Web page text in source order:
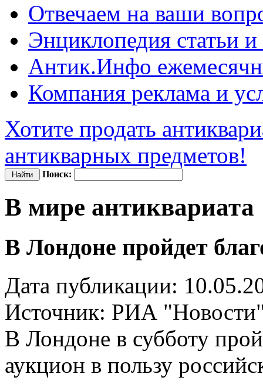
Отвечаем на ваши
Энциклопедия статьи
Антик.Инфо
Компания реклама и
Хотите продать
антикварных предметов!
Поиск:
В мире антиквариата
В Лондоне пройдет
Дата публикации:
Источник: РИА
В Лондоне в субботу
аукцион в пользу